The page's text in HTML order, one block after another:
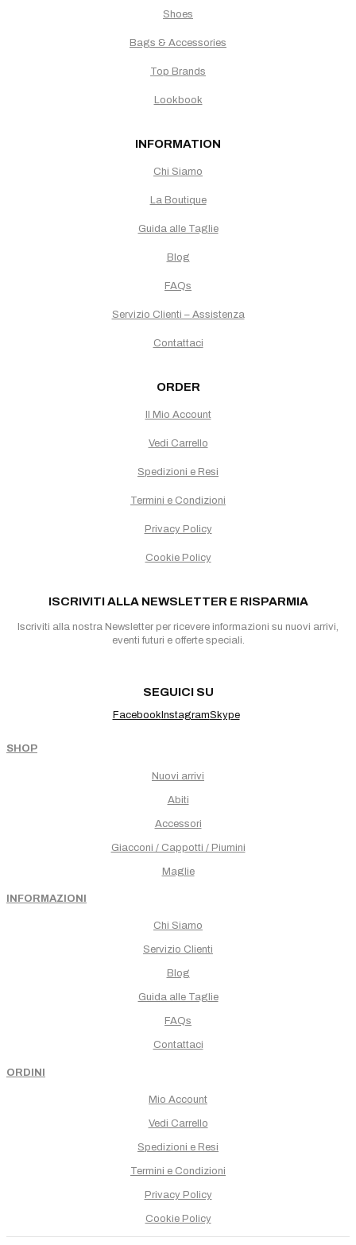
Shoes
Bags & Accessories
Top Brands
Lookbook
INFORMATION
Chi Siamo
La Boutique
Guida alle Taglie
Blog
FAQs
Servizio Clienti – Assistenza
Contattaci
ORDER
Il Mio Account
Vedi Carrello
Spedizioni e Resi
Termini e Condizioni
Privacy Policy
Cookie Policy
ISCRIVITI ALLA NEWSLETTER E RISPARMIA
Iscriviti alla nostra Newsletter per ricevere informazioni su nuovi arrivi,
eventi futuri e offerte speciali.
SEGUICI SU
FacebookInstagramSkype
SHOP
Nuovi arrivi
Abiti
Accessori
Giacconi / Cappotti / Piumini
Maglie
INFORMAZIONI
Chi Siamo
Servizio Clienti
Blog
Guida alle Taglie
FAQs
Contattaci
ORDINI
Mio Account
Vedi Carrello
Spedizioni e Resi
Termini e Condizioni
Privacy Policy
Cookie Policy